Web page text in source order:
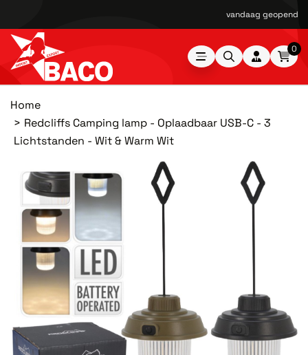
vandaag geopend
0
Home
Redcliffs Camping lamp - Oplaadbaar USB-C - 3
Lichtstanden - Wit & Warm Wit